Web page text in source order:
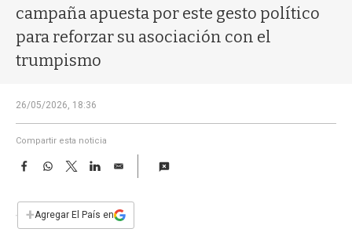
campaña apuesta por este gesto político
para reforzar su asociación con el
trumpismo
26/05/2026, 18:36
Compartir esta noticia
F
e
b
W
s
T
w
t
L
E
i
l
+Agregar El País en